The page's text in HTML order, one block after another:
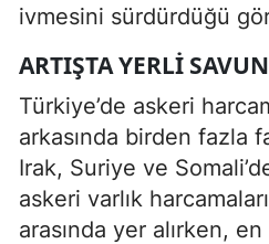
ivmesini sürdürdüğü
ARTIŞTA YERLI
Türkiye’de askeri
arkasında birden fazla
Irak, Suriye ve
askeri varlık
arasında yer alırken,